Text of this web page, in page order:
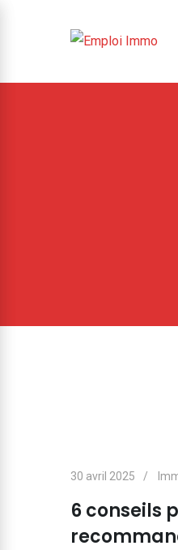
30 avril 2025
6 conseils